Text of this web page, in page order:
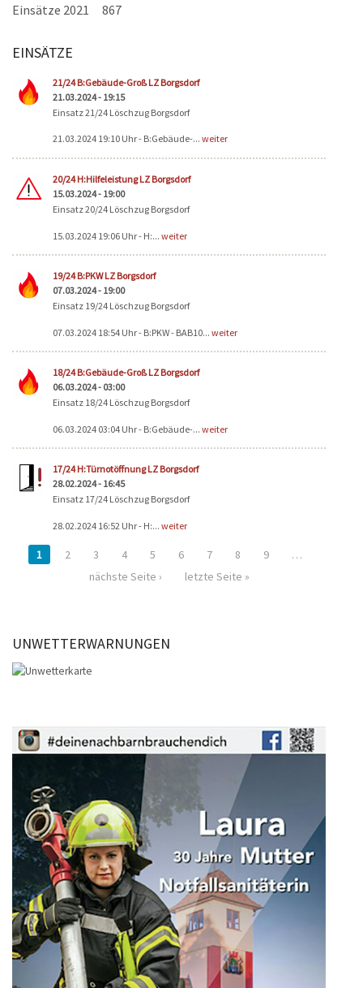
Einsätze 2021 867
EINSÄTZE
21/24 B:Gebäude-Groß LZ Borgsdorf
21.03.2024 - 19:15
Einsatz 21/24 Löschzug Borgsdorf
21.03.2024 19:10 Uhr - B:Gebäude-... weiter
20/24 H:Hilfeleistung LZ Borgsdorf
15.03.2024 - 19:00
Einsatz 20/24 Löschzug Borgsdorf
15.03.2024 19:06 Uhr - H:... weiter
19/24 B:PKW LZ Borgsdorf
07.03.2024 - 19:00
Einsatz 19/24 Löschzug Borgsdorf
07.03.2024 18:54 Uhr - B:PKW - BAB10... weiter
18/24 B:Gebäude-Groß LZ Borgsdorf
06.03.2024 - 03:00
Einsatz 18/24 Löschzug Borgsdorf
06.03.2024 03:04 Uhr - B:Gebäude-... weiter
17/24 H:Türnotöffnung LZ Borgsdorf
28.02.2024 - 16:45
Einsatz 17/24 Löschzug Borgsdorf
28.02.2024 16:52 Uhr - H:... weiter
Seiten
1 2 3 4 5 6 7 8 9
…
nächste Seite ›
letzte Seite »
UNWETTERWARNUNGEN